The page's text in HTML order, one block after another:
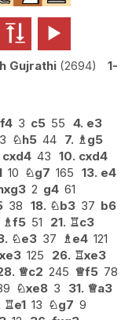
 
Gujrathi 2694
1-
f4 3 c5 55 4. e3
3 ♘h5 44 7. ♗g5
cxd4 43 10. cxd4
10 ♘g7 165 13. e4
2 g4 61
38 18. ♘b3 37 b6
♗f5 51 21. ♖c3
♘e3 37 ♗e4 121
xe3 125 26. ♖xe3
♕c2 245 ♕f5 78
♘xe8 3 31. ♕a3
♖e1 13 ♘g7 9